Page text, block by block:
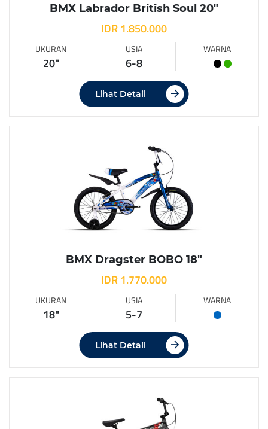
BMX Labrador British Soul 20″
IDR 1.850.000
UKURAN
20"
USIA
6-8
WARNA
Lihat Detail
BMX Dragster BOBO 18″
IDR 1.770.000
UKURAN
18"
USIA
5-7
WARNA
Lihat Detail